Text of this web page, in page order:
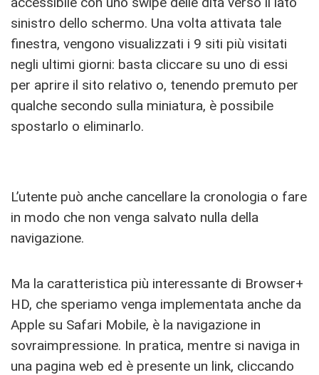
sinistro dello schermo. Una volta attivata tale
finestra, vengono visualizzati i 9 siti più visitati
negli ultimi giorni: basta cliccare su uno di essi
per aprire il sito relativo o, tenendo premuto per
qualche secondo sulla miniatura, è possibile
spostarlo o eliminarlo.
L’utente può anche cancellare la cronologia o fare
in modo che non venga salvato nulla della
navigazione.
Ma la caratteristica più interessante di Browser+
HD, che speriamo venga implementata anche da
Apple su Safari Mobile, è la navigazione in
sovraimpressione. In pratica, mentre si naviga in
una pagina web ed è presente un link, cliccando